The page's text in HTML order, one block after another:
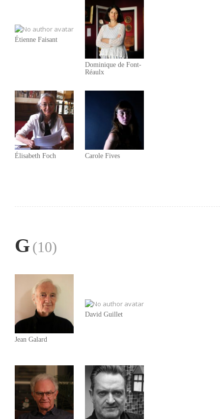
Étienne Faisant
Dominique de Font-
Réaulx
Élisabeth Foch Carole Fives
G (10)
Jean Galard
David Guillet